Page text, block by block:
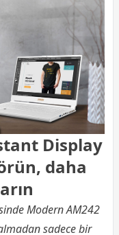
Display
daha
Modern AM242
sadece bir